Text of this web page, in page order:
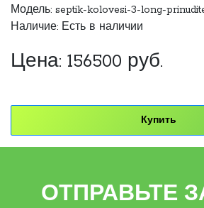
Модель: septik-kolovesi-3-long-
Наличие: Есть в наличии
Цена: 156500 руб.
Купить
ОТПРАВЬТЕ